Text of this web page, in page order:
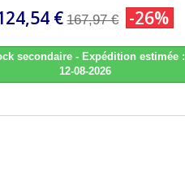
€ 167,97 € -26%
secondaire - Expédition estimée :
12-08-2026